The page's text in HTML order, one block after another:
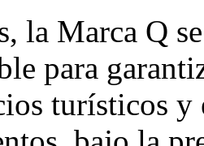
la Marca Q
para
turísticos y